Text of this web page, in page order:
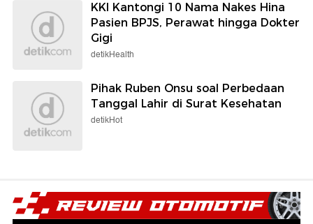
KKI Kantongi 10 Nama Nakes Hina
Pasien BPJS, Perawat hingga Dokter
Gigi
detikHealth
Pihak Ruben Onsu soal Perbedaan
Tanggal Lahir di Surat Kesehatan
detikHot